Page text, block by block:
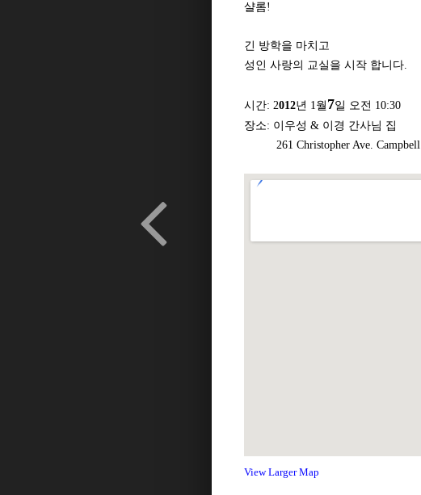
샬롬!
긴 방학을 마치고
성인 사랑의 교실을 시작 합니다.
시간: 2012년 1월 7일 오전 10:30
장소: 이우성 & 이경 간사님 집
261 Christopher Ave. Campbell
View Larger Map